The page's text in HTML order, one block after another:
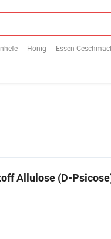
Honig Essen
Allulose (D-